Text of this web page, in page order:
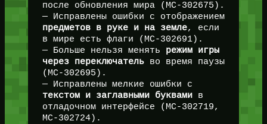
после обновления мира (MC-302675).
— Исправлены ошибки с отображением
предметов в руке и на земле, если
в мире есть флаги (MC-302691).
— Больше нельзя менять режим игры
через переключательво время паузы
(MC-302695).
— Исправлены мелкие ошибки с
текстом и заглавными буквамив
отладочном интерфейсе (MC-302719,
MC-302724).